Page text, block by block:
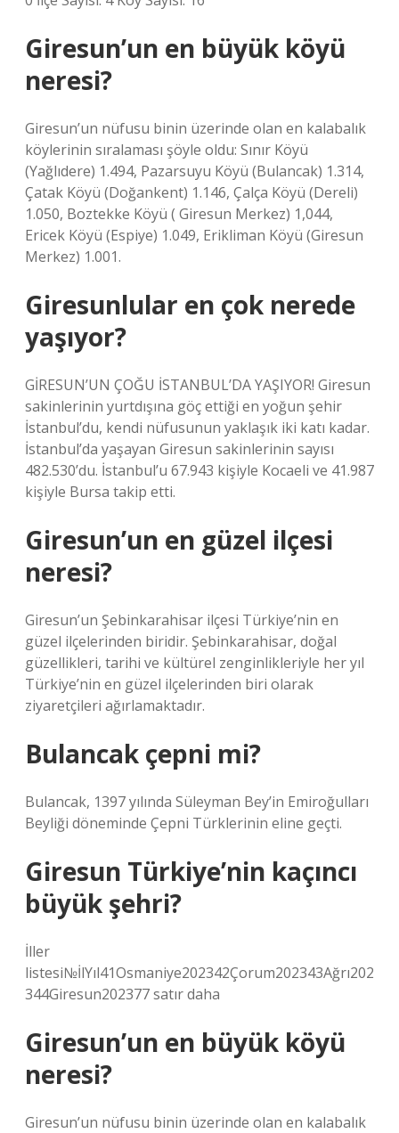
Giresun’un en büyük köyü
neresi?
Giresun’un nüfusu binin üzerinde olan en kalabalık
köylerinin sıralaması şöyle oldu: Sınır Köyü
(Yağlıdere) 1.494, Pazarsuyu Köyü (Bulancak) 1.314,
Çatak Köyü (Doğankent) 1.146, Çalça Köyü (Dereli)
1.050, Boztekke Köyü ( Giresun Merkez) 1,044,
Ericek Köyü (Espiye) 1.049, Erikliman Köyü (Giresun
Merkez) 1.001.
Giresunlular en çok nerede
yaşıyor?
GİRESUN’UN ÇOĞU İSTANBUL’DA YAŞIYOR! Giresun
sakinlerinin yurtdışına göç ettiği en yoğun şehir
İstanbul’du, kendi nüfusunun yaklaşık iki katı kadar.
İstanbul’da yaşayan Giresun sakinlerinin sayısı
482.530’du. İstanbul’u 67.943 kişiyle Kocaeli ve 41.987
kişiyle Bursa takip etti.
Giresun’un en güzel ilçesi
neresi?
Giresun’un Şebinkarahisar ilçesi Türkiye’nin en
güzel ilçelerinden biridir. Şebinkarahisar, doğal
güzellikleri, tarihi ve kültürel zenginlikleriyle her yıl
Türkiye’nin en güzel ilçelerinden biri olarak
ziyaretçileri ağırlamaktadır.
Bulancak çepni mi?
Bulancak, 1397 yılında Süleyman Bey’in Emiroğulları
Beyliği döneminde Çepni Türklerinin eline geçti.
Giresun Türkiye’nin kaçıncı
büyük şehri?
İller
listesi№İlYıl41Osmaniye202342Çorum202343Ağrı202
344Giresun202377 satır daha
Giresun’un en büyük köyü
neresi?
Giresun’un nüfusu binin üzerinde olan en kalabalık